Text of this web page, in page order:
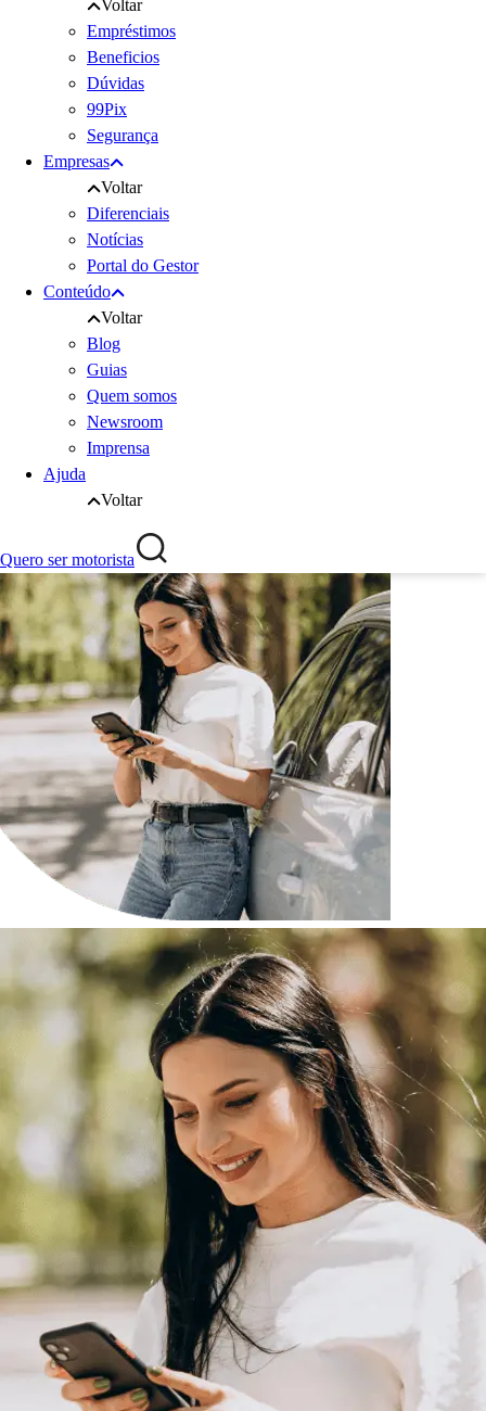
Voltar
Empréstimos
Beneficios
Dúvidas
99Pix
Segurança
Empresas
Voltar
Diferenciais
Notícias
Portal do Gestor
Conteúdo
Voltar
Blog
Guias
Quem somos
Newsroom
Imprensa
Ajuda
Voltar
Quero ser motorista